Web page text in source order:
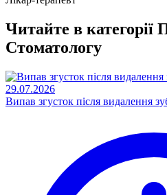
Читайте в категорії
Стоматологу
29.07.2026
Випав згусток після видалення